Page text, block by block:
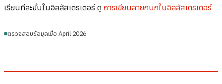
เรียนทีละขั้นในอิลลัสเตรเตอร์ ดู การเขียนลายกนกในอิลลัสเตรเตอร์
ตรวจสอบข้อมูลเมื่อ April 2026